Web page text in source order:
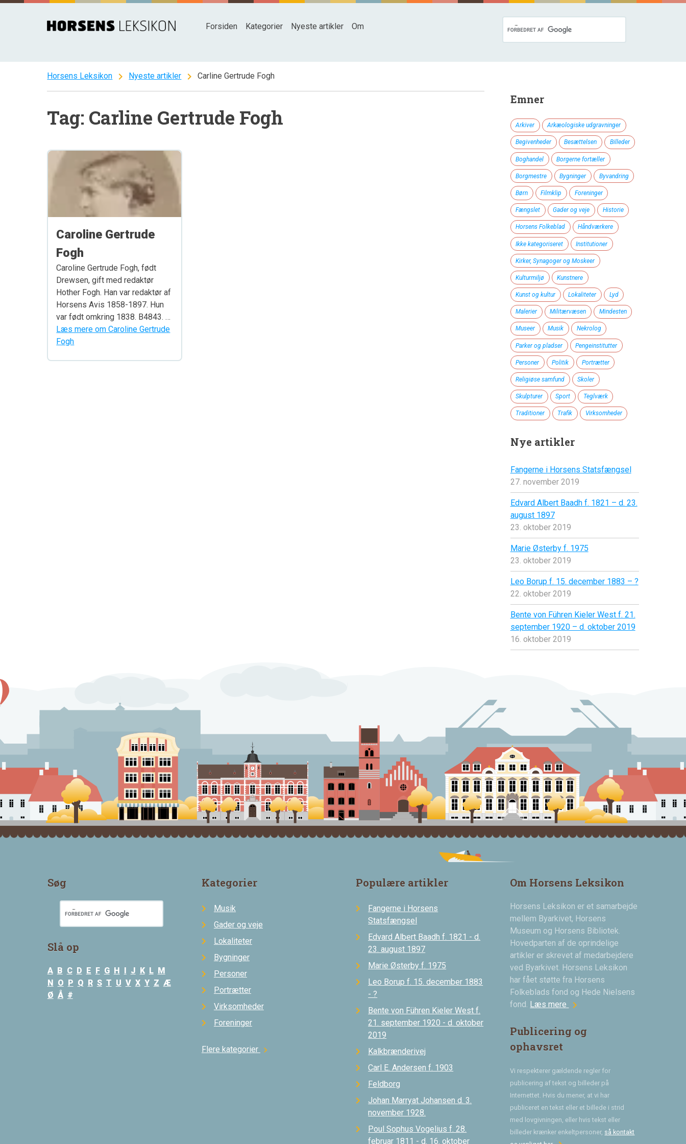
Spring
Forsiden Kategorier Nyeste artikler Om
Horsens Leksikon chevron_right Nyeste artikler chevron_right Carline Gertrude Fogh
Tag: Carline Gertrude Fogh
Caroline Gertrude
Fogh
Caroline Gertrude Fogh, født
Drewsen, gift med redaktør
Hother Fogh. Han var redaktør af
Horsens Avis 1858-1897. Hun
var født omkring 1838. B4843. …
Læs mere om Caroline Gertrude
Fogh
Emner
Arkiver Arkæologiske udgravninger
Begivenheder Besættelsen Billeder
Boghandel Borgerne fortæller
Borgmestre Bygninger Byvandring
Børn Filmklip Foreninger
Fængslet Gader og veje Historie
Horsens Folkeblad Håndværkere
Ikke kategoriseret Institutioner
Kirker, Synagoger og Moskeer
Kulturmiljø Kunstnere
Kunst og kultur Lokaliteter Lyd
Malerier Militærvæsen Mindesten
Museer Musik Nekrolog
Parker og pladser Pengeinstitutter
Personer Politik Portrætter
Religiøse samfund Skoler
Skulpturer Sport Teglværk
Traditioner Trafik Virksomheder
Nye artikler
Fangerne i Horsens Statsfængsel
27. november 2019
Edvard Albert Baadh f. 1821 – d. 23.
august 1897
23. oktober 2019
Marie Østerby f. 1975
23. oktober 2019
Leo Borup f. 15. december 1883 – ?
22. oktober 2019
Bente von Führen Kieler West f. 21.
september 1920 – d. oktober 2019
16. oktober 2019
Søg
Slå op
A B C D E F G H I J K L M
N O P Q R S T U V X Y Z Æ
Ø Å #
Kategorier
Musik
Gader og veje
Lokaliteter
Bygninger
Personer
Portrætter
Virksomheder
Foreninger
Flere kategorier chevron_right
Populære artikler
Fangerne i Horsens
Statsfængsel
Edvard Albert Baadh f. 1821 - d.
23. august 1897
Marie Østerby f. 1975
Leo Borup f. 15. december 1883
- ?
Bente von Führen Kieler West f.
21. september 1920 - d. oktober
2019
Kalkbrænderivej
Carl E. Andersen f. 1903
Feldborg
Johan Marryat Johansen d. 3.
november 1928.
Poul Sophus Vogelius f. 28.
februar 1811 - d. 16. oktober
Om Horsens Leksikon
Horsens Leksikon er et samarbejde
mellem Byarkivet, Horsens
Museum og Horsens Bibliotek.
Hovedparten af de oprindelige
artikler er skrevet af medarbejdere
ved Byarkivet. Horsens Leksikon
har fået støtte fra Horsens
Folkeblads fond og Hede Nielsens
fond. Læs mere chevron_right
Publicering og
ophavsret
Vi respekterer gældende regler for
publicering af tekst og billeder på
Internettet. Hvis du mener, at vi har
publiceret en tekst eller et billede i strid
med lovgivningen, eller hvis tekst eller
billeder krænker enkeltpersoner, så kontakt